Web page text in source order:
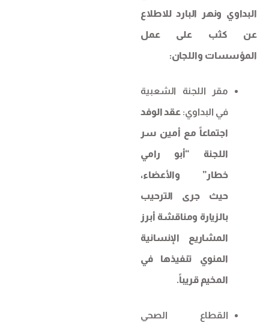
البداوي ونهر البارد للاطلاع
عن كثب على عمل
المؤسسات واللجان:
مقر اللجنة الشعبية
في البداوي:عقد الوفد
اجتماعاً مع أمين سر
اللجنة “أبو رامي
خطار” والأعضاء،
حيث جرى الترحيب
بالزيارة ومناقشة أبرز
المشاريع الإنسانية
المنوي تنفيذها في
المخيم قريباً.
القطاع الصحي